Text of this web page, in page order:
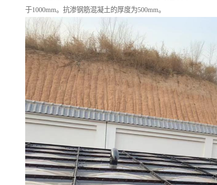
于1000mm。抗渗钢筋混凝土的厚度为500mm。